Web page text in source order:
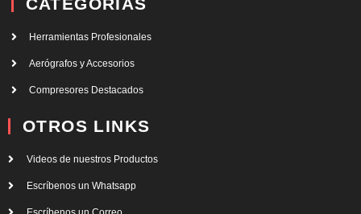
CATEGORÍAS
Herramientas Profesionales
Aerógrafos y Accesorios
Compresores Destacados
OTROS LINKS
Videos de nuestros Productos
Escríbenos un Whatsapp